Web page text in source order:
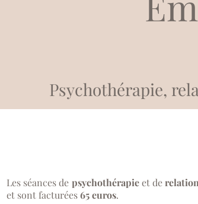
Les séances de psychothérapieet de
et sont facturées65 euros.
Psychothérapie,